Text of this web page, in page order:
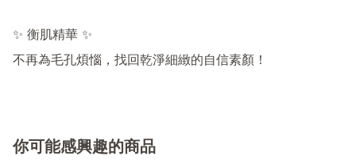
✨ 衡肌精華 ✨
不再為毛孔煩惱，找回乾淨細緻的自信素顏！
你可能感興趣的商品